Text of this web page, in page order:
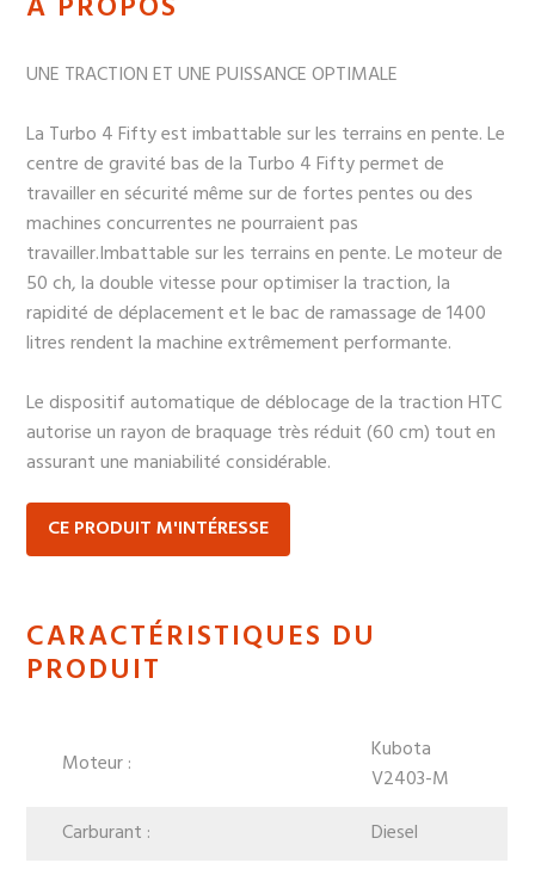
UNE TRACTION ET UNE PUISSANCE OPTIMALE
La Turbo 4 Fifty est imbattable sur les terrains en pente. Le
centre de gravité bas de la Turbo 4 Fifty permet de
travailler en sécurité même sur de fortes pentes ou des
machines concurrentes ne pourraient pas
travailler.Imbattable sur les terrains en pente. Le moteur de
50 ch, la double vitesse pour optimiser la traction, la
rapidité de déplacement et le bac de ramassage de 1400
litres rendent la machine extrêmement performante.
Le dispositif automatique de déblocage de la traction HTC
autorise un rayon de braquage très réduit (60 cm) tout en
assurant une maniabilité considérable.
CE PRODUIT M'INTÉRESSE
CARACTÉRISTIQUES DU
PRODUIT
Moteur :
Kubota
V2403-M
Carburant :
Diesel